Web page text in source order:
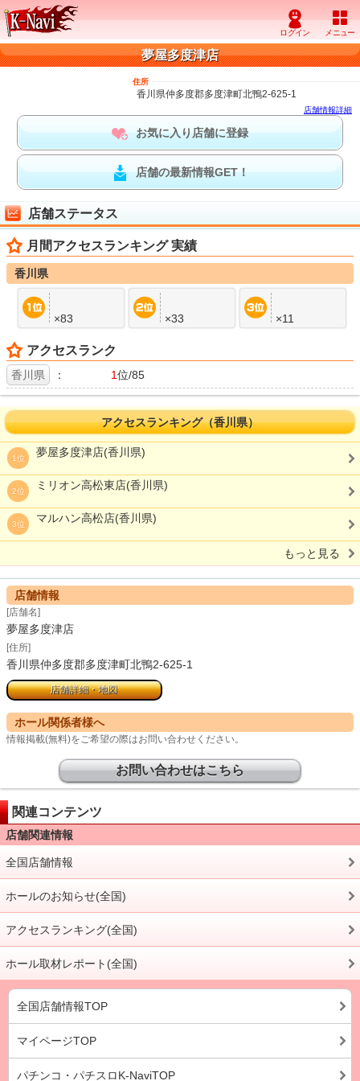
夢屋多度津店
住所
香川県仲多度郡多度津町北鴨2-625-1
店舗情報詳細
お気に入り店舗に登録
店舗の最新情報GET！
店舗ステータス
月間アクセスランキング 実績
香川県
×83 ×33 ×11
アクセスランク
香川県 ： 1位/85
アクセスランキング（香川県）
1位 夢屋多度津店(香川県)
2位 ミリオン高松東店(香川県)
3位 マルハン高松店(香川県)
もっと見る
店舗情報
[店舗名]
夢屋多度津店
[住所]
香川県仲多度郡多度津町北鴨2-625-1
店舗詳細・地図
ホール関係者様へ
情報掲載(無料)をご希望の際はお問い合わせください。
お問い合わせはこちら
関連コンテンツ
店舗関連情報
全国店舗情報
ホールのお知らせ(全国)
アクセスランキング(全国)
ホール取材レポート(全国)
全国店舗情報TOP
マイページTOP
パチンコ・パチスロK-NaviTOP